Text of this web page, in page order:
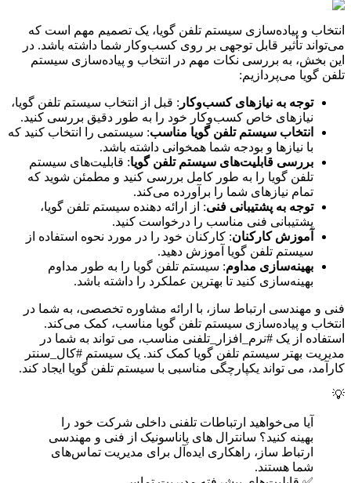
انتخاب و پیاده‌سازی سیستم تلفن گویا، یک تصمیم مهم است که
می‌تواند تأثیر قابل توجهی بر روی کسب‌وکار شما داشته باشد. در
این بخش، به بررسی نکات مهم در انتخاب و پیاده‌سازی سیستم
تلفن گویا می‌پردازیم:
توجه به نیازهای کسب‌وکار : قبل از انتخاب سیستم تلفن گویا،
نیازهای خاص کسب‌وکار خود را به طور دقیق بررسی کنید.
انتخاب سیستم تلفن گویا مناسب: سیستمی را انتخاب کنید که
با نیازها و بودجه شما همخوانی داشته باشد.
بررسی قابلیت‌های سیستم تلفن گویا: قابلیت‌های سیستم
تلفن گویا را به طور کامل بررسی کنید و مطمئن شوید که
تمام نیازهای شما را برآورده می‌کند.
توجه به پشتیبانی فنی: از ارائه دهنده سیستم تلفن گویا،
پشتیبانی فنی مناسب را درخواست کنید.
آموزش کارکنان: کارکنان خود را در مورد نحوه استفاده از
سیستم تلفن گویا آموزش دهید.
بهینه‌سازی مداوم: سیستم تلفن گویا را به طور مداوم
بهینه‌سازی کنید تا بهترین عملکرد را داشته باشد.
فنی و مهندسی ارتباط ساز، با ارائه مشاوره تخصصی، به شما در
انتخاب و پیاده‌سازی سیستم تلفن گویا مناسب، کمک می‌کند.
استفاده از یک #نرم_افزار_تلفنی مناسب، می تواند به شما در
مدیریت بهتر سیستم تلفن گویا کمک کند. یک سیستم #کال_سنتر
کارآمد، می تواند یکپارچگی مناسبی با سیستم تلفن گویا ایجاد کند.
💡
آیا می‌خواهید ارتباطات تلفنی داخلی شرکت خود را
بهینه کنید؟ سانترال های پاناسونیک از فنی و مهندسی
ارتباط ساز، راهکاری ایده‌آل برای مدیریت تماس‌های
شما هستند.